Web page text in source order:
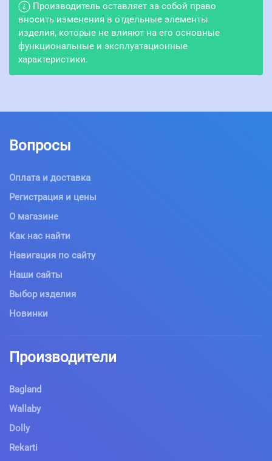
Производитель оставляет за собой право
вносить изменения в отдельные элементы
изделия, которые не влияют на его основные
функциональные и эксплуатационные
характеристики.
Вопросы
Оплата и доставка
Регистрация и цены
О магазине
Как нас найти
Навигация по сайту
Наши сайты
Выбор изделия
Новинки
Производители
Bagland
Wallaby
Dolly
Rekarti